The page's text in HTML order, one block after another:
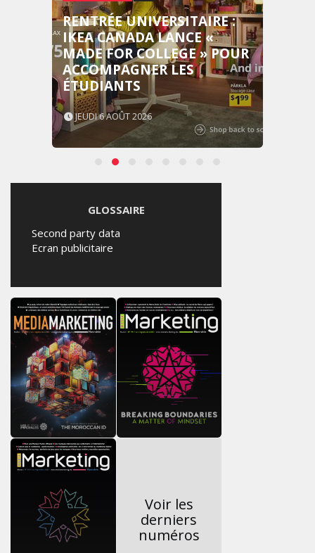
EMIRATES CÉLÈBRE
L’IDENTITÉ DES ÉMIRATS
AVEC UNE LIVRÉE SPÉCIALE
SUR SES AVIONS
EMBLÉMATIQUES
MERCREDI 5 AOÛT 2026
GLOSSAIRE
Second party data
Ecran publicitaire
Voir les
derniers
numéros